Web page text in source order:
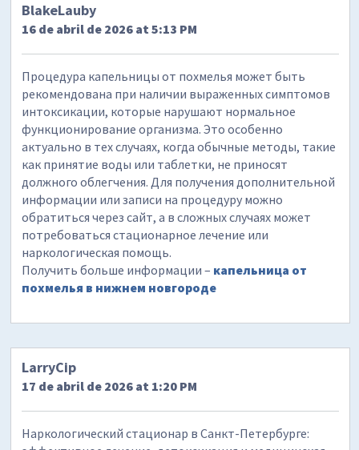
BlakeLauby
16 de abril de 2026 at 5:13 PM
Процедура капельницы от похмелья может быть
рекомендована при наличии выраженных симптомов
интоксикации, которые нарушают нормальное
функционирование организма. Это особенно
актуально в тех случаях, когда обычные методы, такие
как принятие воды или таблетки, не приносят
должного облегчения. Для получения дополнительной
информации или записи на процедуру можно
обратиться через сайт, а в сложных случаях может
потребоваться стационарное лечение или
наркологическая помощь.
Получить больше информации – капельница от
похмелья в нижнем новгороде
LarryCip
17 de abril de 2026 at 1:20 PM
Наркологический стационар в Санкт-Петербурге: